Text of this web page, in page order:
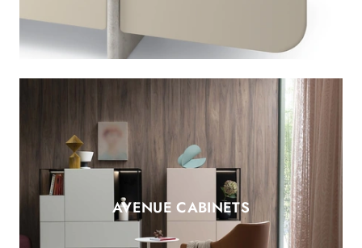
AVENUE CABINETS